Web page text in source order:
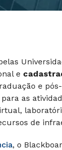
e
e
as
de
, o